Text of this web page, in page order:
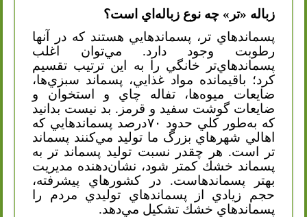
زباله «تر» چه نوع زباله‌اي است؟
پسماندهاي تر، پسماندهايي هستند كه در آنها
رطوبت وجود دارد. مي‌توان اغلب
پسماندهاي‌تر خانگي را به ‌اين ترتيب تقسيم
كرد؛ باقيمانده مواد غذايي، پسماند سبزي‌ها،
ضايعات ميوه‌ها، تفاله چاي و استخوان و
ضايعات گوشت سفيد و قرمز. بد نيست بدانيد
كه به‌طور كلي حدود ۷۰درصد پسماندهايي كه
اهالي شهرهاي بزرگ ما توليد مي‌كنند پسماند
‌تر است. هر چقدر نسبت توليد پسماند‌ تر به
پسماند خشك كمتر شود، نشان‌دهنده مديريت
بهتر پسماندهاست. در كشورهاي پيشرفته،
حجم زيادي از پسماندهاي توليدي مردم را
پسماندهاي خشك تشكيل مي‌دهد.